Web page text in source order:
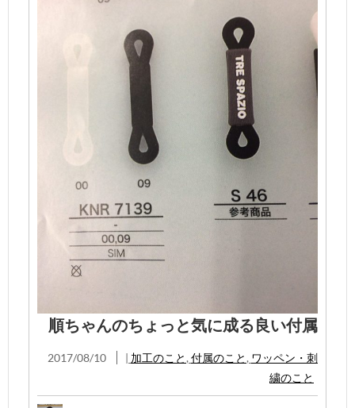
順ちゃんのちょっと気に成る良い付属
2017/08/10 | 加工のこと , 付属のこと , ワッペン・刺
繍のこと